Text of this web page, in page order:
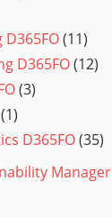
(11)
D365FO(12)
(3)
(1)
D365FO(35)
Manager